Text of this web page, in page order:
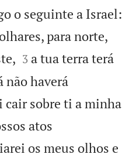
o seguinte a Israel:
para norte,


3 a tua terra terá
não haverá
cair sobre ti a minha
atos
os meus olhos e